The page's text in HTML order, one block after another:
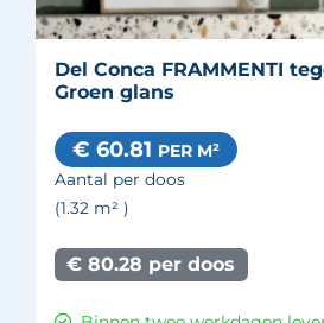
Del Conca FRAMMENTI
Groen glans
€ 60.81 PER M²
Aantal per doos
(1.32 m² )
€ 80.28 per doos